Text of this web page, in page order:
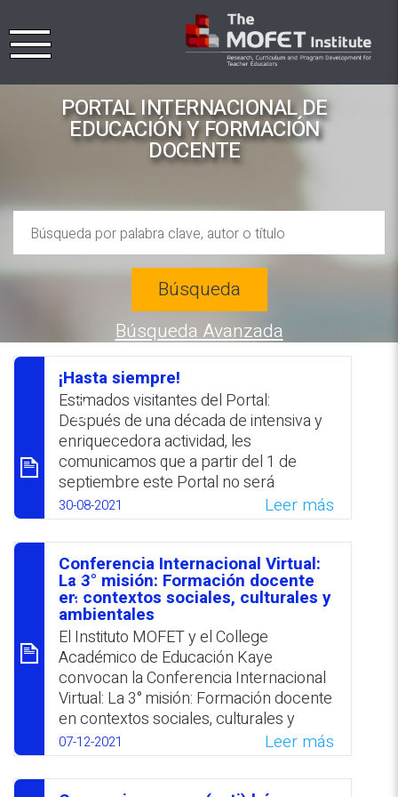
PORTAL INTERNACIONAL DE
EDUCACIÓN Y FORMACIÓN
DOCENTE
REPOSITORIO EN LÍNEA DE
CONTENIDOS ACADÉMICOS SOBRE
EDUCACIÓN Y FORMACIÓN DEL
PROFESORADO
Búsqueda
Búsqueda Avanzada
סיכום
¡Hasta siempre!
Estimados visitantes del Portal:
Después de una década de intensiva y
enriquecedora actividad, les
comunicamos que a partir del 1 de
septiembre este Portal no será
actualizado con nuevas aportaciones y,
consecuentemente, no se enviarán
nuevos boletines. El Instituto MOFET
conoce el significativo aporte del Portal
al propiciar el libre acceso a la
información a la comunidad educativa
global en general y a la comunidad de
formadores de formadores y
educadores en particular. No obstante,
en el marco del proceso de
reorganización que transita el Instituto
en los últimos años, enfocado en otras
áreas de especialización, tales como
profesional e investigación, nos vemos
30-08-2021 Leer más
סיכום
Conferencia Internacional Virtual:
La 3° misión: Formación docente
en contextos sociales, culturales y
ambientales
El Instituto MOFET y el College
Académico de Educación Kaye
convocan la Conferencia Internacional
Virtual: La 3° misión: Formación docente
en contextos sociales, culturales y
ambientales, programada a llevarse a
cabo el 7 de diciembre 2021. El evento
se centrará en lo que se considera la
07-12-2021 Leer más